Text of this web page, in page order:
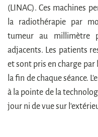
(LINAC). Ces machines
la radiothérapie par
tumeur au millimètre
adjacents. Les patients
et sont pris en charge
la fin de chaque séance.
à la pointe de la
jour ni de vue sur